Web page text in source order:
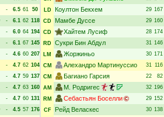
- 6.5 61 50
- 6.1 62 118
- 6.0 64 194
- 6.1 67 145
- 4.6 60 207
- 4.7 62 104
- 4.7 59 137
- 4.7 63 160
- 4.7 60 131
- 4.5 57 176
LD
Коултон Бекхем 29 167
CD
Мамбе Дуссе 29 160
CD
Хайтем Лусиф 28 174
RD Сукри Бин Абдул 31 146
LM
Жоржиньо 30 171
CM
Алехандро Мартинуссио 31 116
CM
Багиано Гарсия 22 82
AM
М. Родригес 32 196
RM
Себастьян Боселли 29 152
CF
Рейд Веласкес 30 138